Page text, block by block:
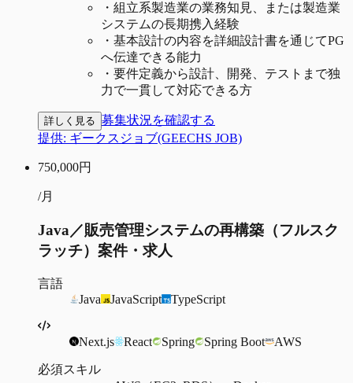
・ 組立系製造業の業務知見、または製造業
システムの長期携入経験
・ 基本設計の内容を詳細設計書を通じてPG
へ伝達できる能力
・ 要件定義から設計、開発、テストまで独
力で一貫して対応できる方
詳しく見る 募集状況を確認する
提供: ギークスジョブ(GEECHS JOB)
750,000円
/月
Java／販売管理システムの再構築（フルスク
ラッチ）案件・求人
言語
Java
JavaScript TypeScript
Next.js React Spring Spring Boot AWS
必須スキル